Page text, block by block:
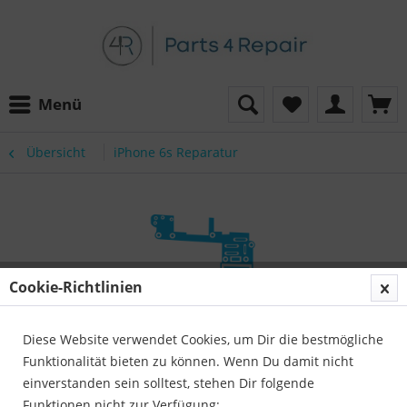
Menü
Übersicht iPhone 6s Reparatur
Cookie-Richtlinien
Diese Website verwendet Cookies, um Dir die bestmögliche
Funktionalität bieten zu können. Wenn Du damit nicht
einverstanden sein solltest, stehen Dir folgende